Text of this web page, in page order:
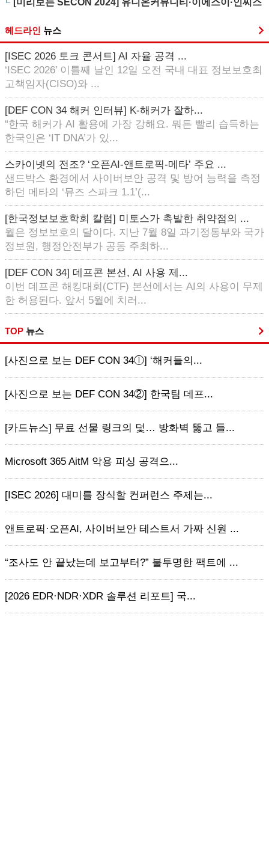
[미리보는 SECON 2024] 유니온커뮤니티·이에스이·인씨스
헤드라인 뉴스
[ISEC 2026 토크 콘서트] AI 자율 공격 ...
‘ISEC 2026’ 이틀째 날인 12일 오전 국내 대표 정보보호최
고책임자(CISO)와 ...
[DEF CON 34 해커 인터뷰] K-해커가 잘하...
“한국 해커가 AI 활용에 가장 강해요. 뭐든 빨리 습득하는
한국인은 ‘IT DNA’가 있...
스카이넷의 전조? ‘오픈AI-앤트로픽-메타’ 주요 ...
샌드박스 환경에서 사이버보안 공격 및 방어 능력을 측정
하던 메타의 ‘뮤즈 스파크 1.1’(...
[한국정보보호학회 칼럼] 미토스가 촉발한 취약점의 ...
월은 정보보호의 달이다. 지난 7월 8일 과기정통부와 국가
정보원, 행정안전부가 공동 주최하...
[DEF CON 34] 데프콘 본선, AI 사용 제...
이번 데프콘 해킹대회(CTF) 본선에서는 AI의 사용이 무제
한 허용된다. 앞서 5월에 치러...
TOP 뉴스
[사진으로 보는 DEF CON 34ⓛ] ‘해커들의...
[사진으로 보는 DEF CON 34②] 한국팀 데프...
[카드뉴스] 무료 선물 링크의 덫… 방화벽 뚫고 들...
Microsoft 365 AitM 악용 피싱 공격으...
[ISEC 2026] 대미를 장식할 컨퍼런스 주제는...
앤트로픽·오픈AI, 사이버보안 테스트서 가짜 신원 ...
“조사도 안 끝났는데 보고부터?” 불투명한 팩트에 ...
[2026 EDR·NDR·XDR 솔루션 리포트] 국...